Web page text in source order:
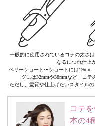
一般的に使用されているコテの太さ
なるにつれ仕上
ベリーショート〜ショートには19mm
グには32mmや38mmなど、コ
ただし、髪質や仕上げたいスタイル
コテ
本の4